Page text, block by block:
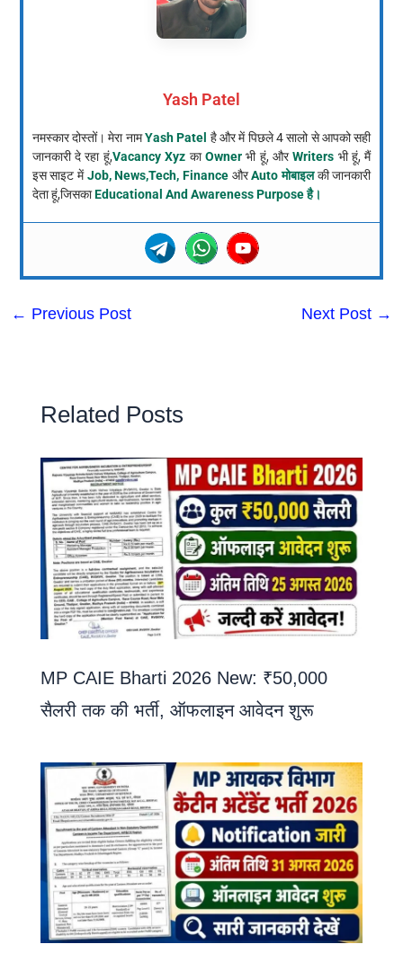
Yash Patel
नमस्कार दोस्तों। मेरा नामYash Patel है और में पिछले 4 सालो से आपको सही
जानकारी दे रहा हूं,Vacancy Xyz काOwnerभी हूं, औरWriters भी हूं, मैं
इस साइट मेंJob, News,Tech, Finance औरAuto मोबाइलकी जानकारी
देता हूं,जिसकाEducational And Awareness Purpose है।
← Previous Post Next Post →
Related Posts
MP CAIE Bharti 2026 New: ₹50,000
सैलरी तक की भर्ती, ऑफलाइन आवेदन शुरू